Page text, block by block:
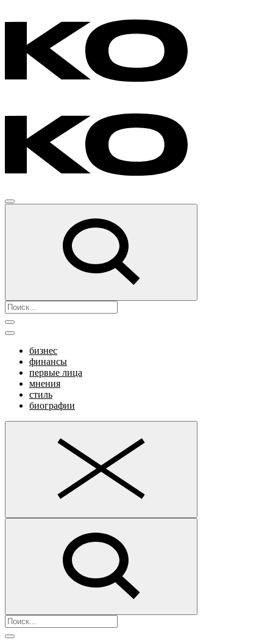
бизнес
финансы
первые лица
мнения
стиль
биографии